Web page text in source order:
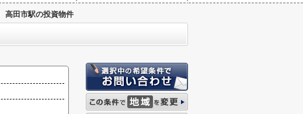
高田市駅の投資物件